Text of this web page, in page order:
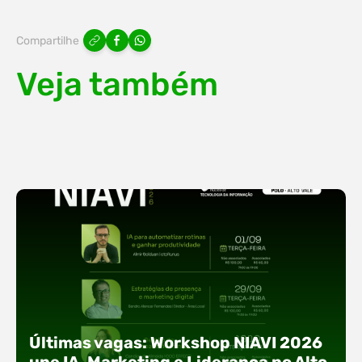
Compartilhe
Veja também
Últimas vagas: Workshop NIAVI 2026